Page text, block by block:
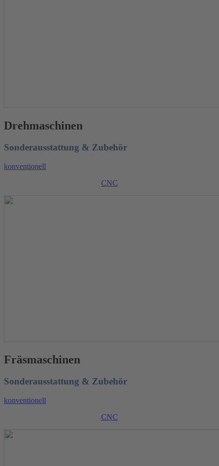
Drehmaschinen
Sonderausstattung & Zubehör
konventionell
CNC
Fräsmaschinen
Sonderausstattung & Zubehör
konventionell
CNC